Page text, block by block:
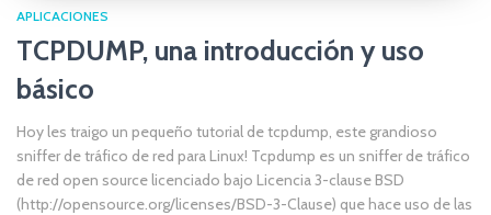
APLICACIONES
TCPDUMP, una introducción y uso
básico
Hoy les traigo un pequeño tutorial de tcpdump, este grandioso
sniffer de tráfico de red para Linux! Tcpdump es un sniffer de tráfico
de red open source licenciado bajo Licencia 3-clause BSD
(http://opensource.org/licenses/BSD-3-Clause) que hace uso de las